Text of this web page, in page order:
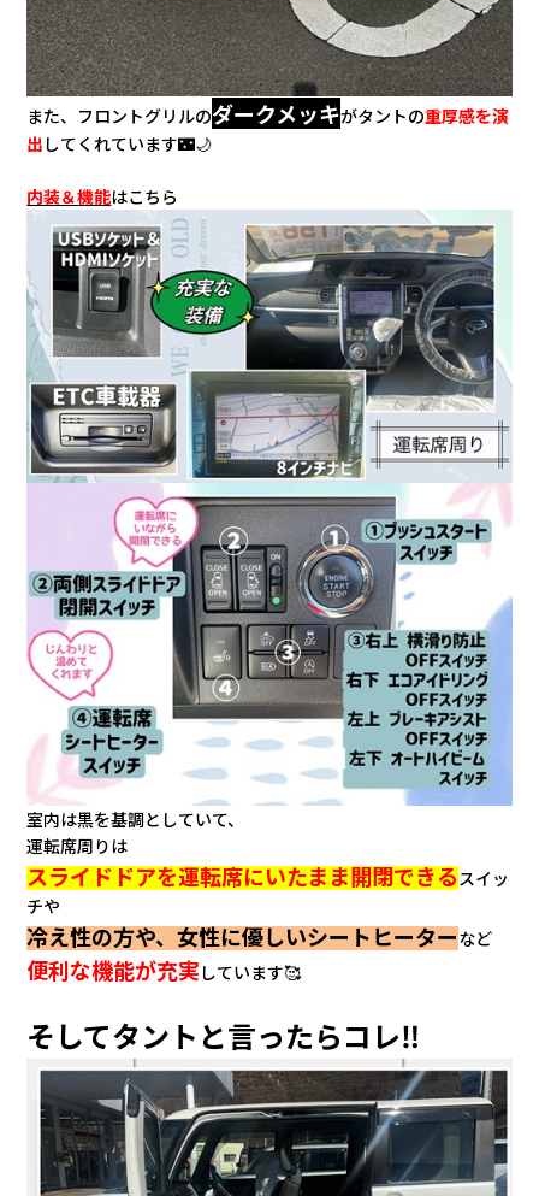
また、フロントグリルのダークメッキがタントの重厚感を演
出 してくれています🌃🌙
内装＆機能はこちら
室内は黒を基調としていて、
運転席周りは
スライドドアを運転席にいたまま開閉できるスイッ
チや
冷え性の方や、女性に優しいシートヒーターなど
便利な機能が充実 しています🥰
そしてタントと言ったらコレ‼